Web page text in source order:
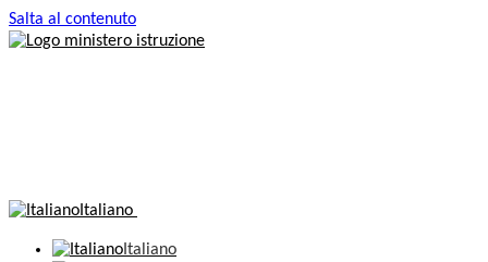
Salta al contenuto
Italiano
Italiano